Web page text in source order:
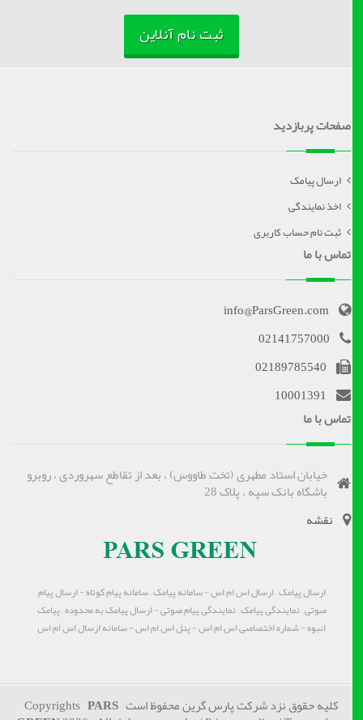
ثبت نام آنلاین
صفحات پربازدید
ارسال پیامک
اخذ نمایندگی
ثبت نام حساب کاربری
تماس با ما
info@ParsGreen.com
02141757000
02189785540
10001391
تماس با ما
خیابان استاد مطهری (تخت طاووس) ، بعد از تقاطع سهروردی ، روبرو
باشگاه بانک سپه ، پلاک 28
نقشه
ارسال پیامک – ارسال اس ام اس - سامانه پیامک – سامانه پیام کوتاه - ارسال پیام
صوتی – نمایندگی پیامک – نمایندگی پیام صوتی - ارسال پیامک به محدوده – پیامک
انبوه - شماره اختصاصی اس ام اس - پنل اس ام اس - سامانه ارسال اس ام اس
کلیه حقوق نزد شرکت پارس گرین محفوظ است CopyrightsPARS